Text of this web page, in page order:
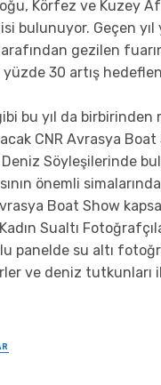
Körfez ve Kuzey
bulunuyor. Geçen yıl
gezilen
yüzde 30 artış
bu yıl da
CNR Avrasya
Söyleşilerinde
önemli
Boat Show
Sualtı
panelde su altı
ve deniz tutkunları